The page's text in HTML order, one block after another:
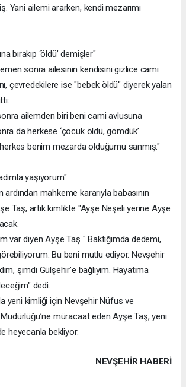
Yani ailemi ararken, kendi mezarımı
bırakıp ‘öldü’ demişler"
sonra ailesinin kendisini gizlice cami
çevredekilere ise "bebek öldü" diyerek yalan
ailemden biri beni cami avlusuna
da herkese ‘çocuk öldü, gömdük’
benim mezarda olduğumu sanmış."
yaşıyorum"
ardından mahkeme kararıyla babasının
Taş, artık kimlikte "Ayşe Neşeli yerine Ayşe
var diyen Ayşe Taş " Baktığımda dedemi,
Bu beni mutlu ediyor. Nevşehir
şimdi Gülşehir’e bağlıyım. Hayatıma
dedi.
yeni kimliği için Nevşehir Nüfus ve
müracaat eden Ayşe Taş, yeni
heyecanla bekliyor.
NEVŞEHIR HABERİ